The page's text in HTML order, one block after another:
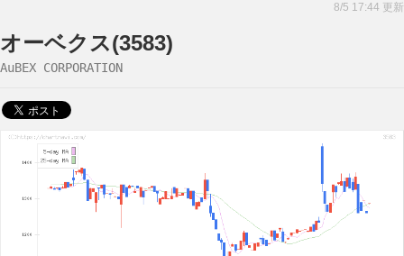
e
8/5 17:44 更新
オーベクス(3583)
AuBEX CORPORATION